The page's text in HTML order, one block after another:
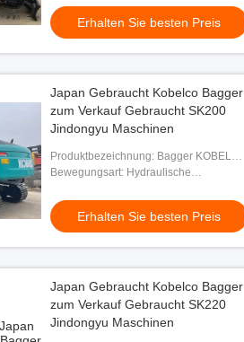
Erhalten Sie besten Preis
Japan Gebraucht Kobelco Bagger
zum Verkauf Gebraucht SK200
Jindongyu Maschinen
Produktbezeichnung: Bagger KOBELCO
SK200
Bewegungsart: Hydraulische
Erhalten Sie besten Preis
Japan Gebraucht Kobelco Bagger
zum Verkauf Gebraucht SK220
Jindongyu Maschinen